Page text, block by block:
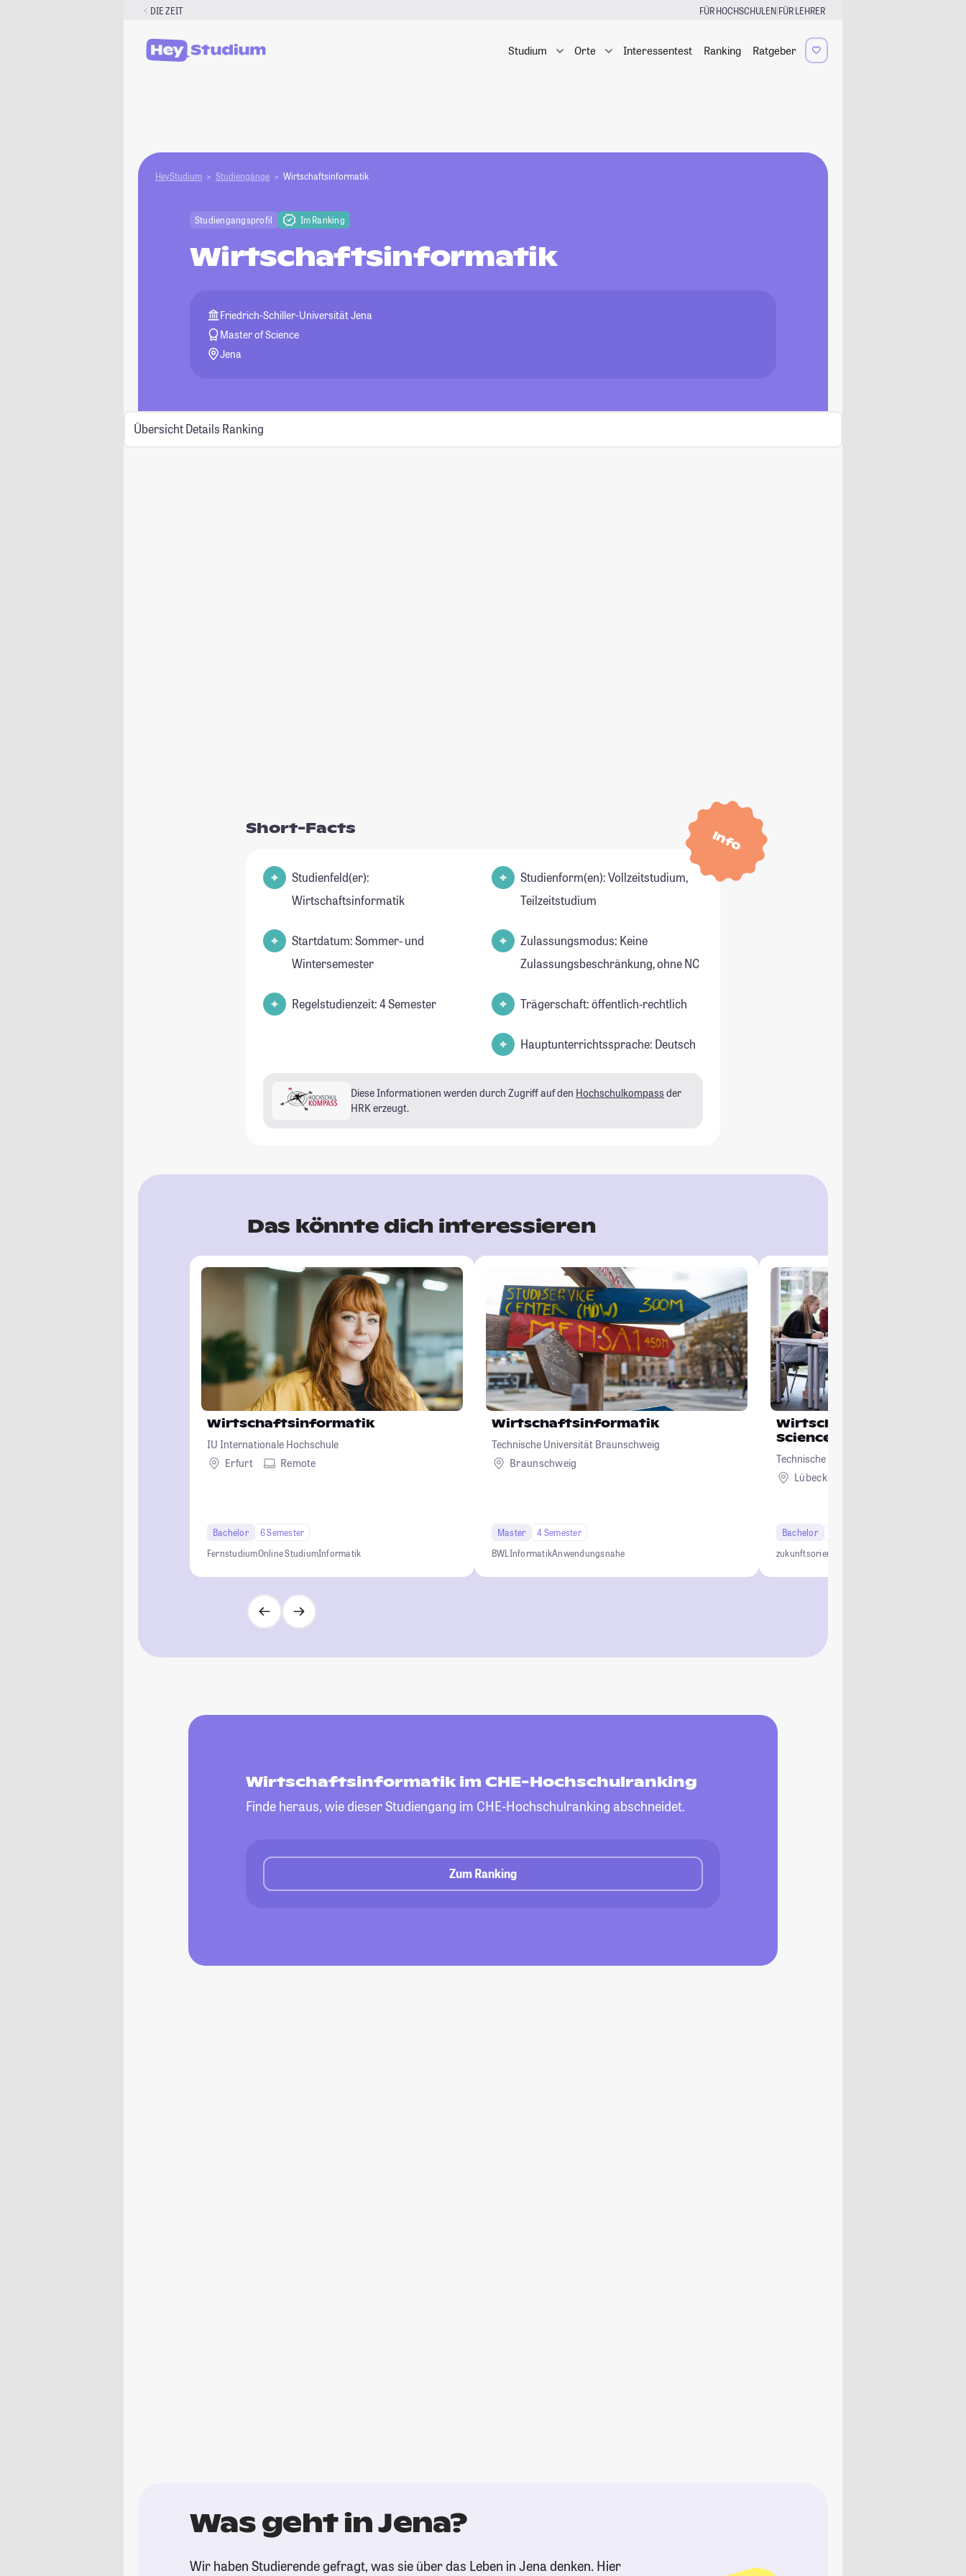
DIE ZEIT FÜR HOCHSCHULEN|FÜR LEHRER
Studium Orte Interessentest Ranking Ratgeber
HeyStudium Studiengänge Wirtschaftsinformatik
Studiengangsprofil Im Ranking
Wirtschaftsinformatik
Friedrich-Schiller-Universität Jena
Master of Science
Jena
Übersicht Details Ranking
Info
Short-Facts
Studienfeld(er):
Wirtschaftsinformatik
Startdatum: Sommer- und
Wintersemester
Regelstudienzeit: 4 Semester
Studienform(en): Vollzeitstudium,
Teilzeitstudium
Zulassungsmodus: Keine
Zulassungsbeschränkung, ohne NC
Trägerschaft: öffentlich-rechtlich
Hauptunterrichtssprache: Deutsch
Diese Informationen werden durch Zugriff auf den Hochschulkompass der
HRK erzeugt.
Das könnte dich interessieren
Wirtschaftsinformatik
IU Internationale Hochschule
Erfurt
Remote
Bachelor
6 Semester
FernstudiumOnline StudiumInformatik
Wirtschaftsinformatik
Technische Universität Braunschweig
Braunschweig
Master
4 Semester
BWL InformatikAnwendungsnahe
Wirtschaftsinformatik/
Science
Technische Hochschule Lübeck
Lübeck
Bachelor
zukunftsorientiert
Wirtschaftsinformatik im CHE-Hochschulranking
Finde heraus, wie dieser Studiengang im CHE-Hochschulranking abschneidet.
Zum Ranking
Was geht in Jena?
Wir haben Studierende gefragt, was sie über das Leben in Jena denken. Hier